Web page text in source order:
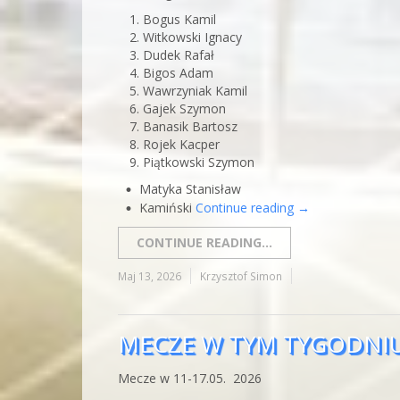
Bogus Kamil
Witkowski Ignacy
Dudek Rafał
Bigos Adam
Wawrzyniak Kamil
Gajek Szymon
Banasik Bartosz
Rojek Kacper
Piątkowski Szymon
Matyka Stanisław
Kamiński Continue reading →
CONTINUE READING...
Maj 13, 2026 Krzysztof Simon
MECZE W TYM
Mecze w 11-17.05. 2026